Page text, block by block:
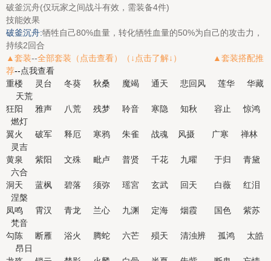
破釜沉舟(仅玩家之间战斗有效，需装备4件)
技能效果
破釜沉舟:牺牲自己80%血量，转化牺牲血量的50%为自己的攻击力，
持续2回合
▲套装--全部套装（点击查看）（↓点击了解↓） ▲套装搭配推
荐--点我查看
重楼
灵台 冬葵 秋桑 魔竭 通天 悲回风 莲华
华藏
天荒
狂阳
雅声 八荒 残梦 聆音 寒隐 知秋 容止
惊鸿
燃灯
翼火
破军 释厄 寒鸦 朱雀 战魂 风摄 广寒
禅林
灵吉
黄泉
紫阳 文殊 毗卢 普贤 千花 九曜 于归
青黛
六合
洞天
蓝枫 碧落 须弥 瑶宮 玄武 回天 白薇
红泪
涅槃
凤鸣
霄汉 青龙 兰心 九渊 定海 烟霞 国色
紫苏
梵音
勾陈
断雁 浴火 腾蛇 六芒 殒天 清浊辨 孤鸿
太皓
昂日